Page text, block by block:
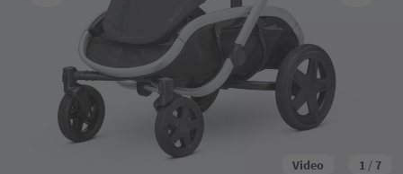
Video 1 /7